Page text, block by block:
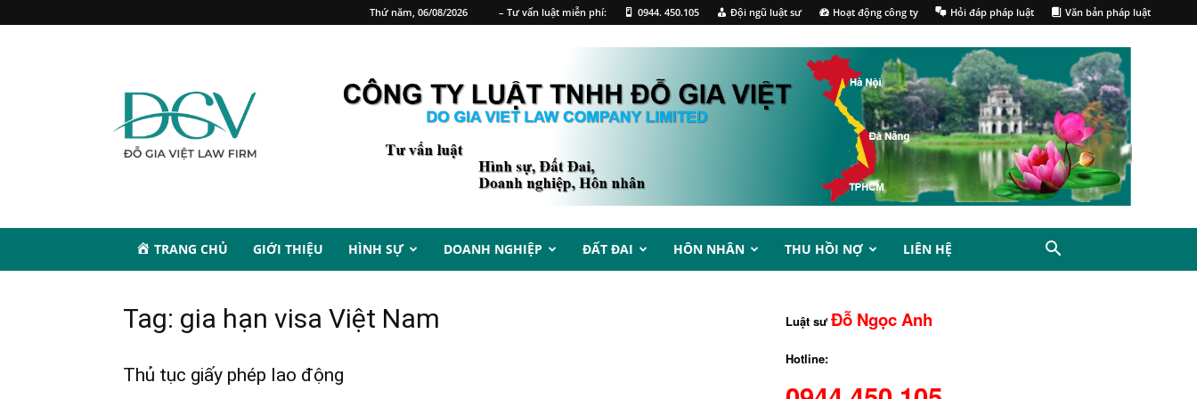
Thứ năm, 06/08/2026 – Tư vấn luật miễn phí: 0944. 450.105 Đội ngũ luật sư Hoạt động công ty Hỏi đáp pháp luật Văn bản pháp luật
TRANG CHỦ GIỚI THIỆU HÌNH SỰ DOANH NGHIỆP ĐẤT ĐAI HÔN NHÂN THU HỒI NỢ LIÊN HỆ
Tag: gia hạn visa Việt Nam
Thủ tục giấy phép lao động
Luật sưĐỗ Ngọc Anh
Hotline: